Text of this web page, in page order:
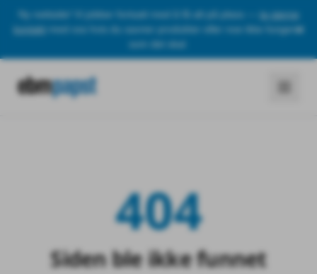
Ny nettside! Vi jobber fortsatt med å få alt på plass —
ta gjerne
kontakt
med oss hvis du savner produkter eller noe ikke fungerer
som det skal.
404
Siden ble ikke funnet